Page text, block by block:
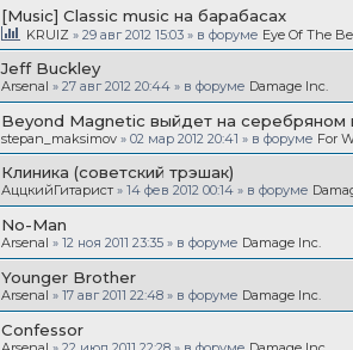
[Music] Classic music на барабасах
KRUIZ » 29 авг 2012 15:03 » в форуме Eye Of The
Jeff Buckley
Arsenal » 27 авг 2012 20:44 » в форуме Damage Inc.
Beyond Magnetic выйдет на серебряном
stepan_maksimov » 02 мар 2012 20:41 » в форуме For
Клиника (советский трэшак)
АццкийГитарист » 14 фев 2012 00:14 » в форуме
No-Man
Arsenal » 12 ноя 2011 23:35 » в форуме Damage Inc.
Younger Brother
Arsenal » 17 авг 2011 22:48 » в форуме Damage Inc.
Confessor